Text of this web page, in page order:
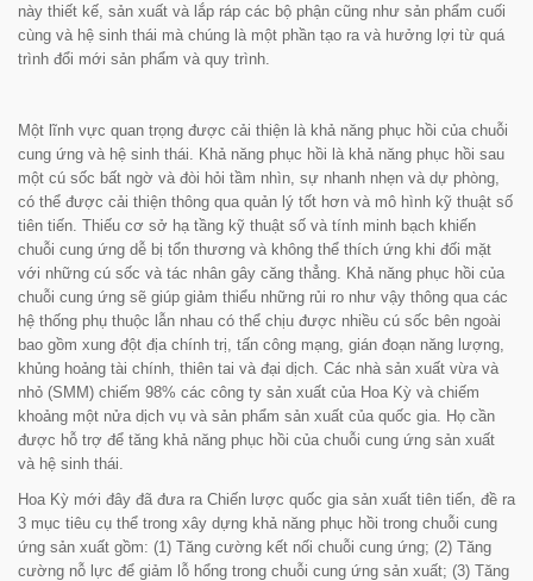
này thiết kế, sản xuất và lắp ráp các bộ phận cũng như sản phẩm cuối
cùng và hệ sinh thái mà chúng là một phần tạo ra và hưởng lợi từ quá
trình đổi mới sản phẩm và quy trình.
Một lĩnh vực quan trọng được cải thiện là khả năng phục hồi của chuỗi
cung ứng và hệ sinh thái. Khả năng phục hồi là khả năng phục hồi sau
một cú sốc bất ngờ và đòi hỏi tầm nhìn, sự nhanh nhẹn và dự phòng,
có thể được cải thiện thông qua quản lý tốt hơn và mô hình kỹ thuật số
tiên tiến. Thiếu cơ sở hạ tầng kỹ thuật số và tính minh bạch khiến
chuỗi cung ứng dễ bị tổn thương và không thể thích ứng khi đối mặt
với những cú sốc và tác nhân gây căng thẳng. Khả năng phục hồi của
chuỗi cung ứng sẽ giúp giảm thiểu những rủi ro như vậy thông qua các
hệ thống phụ thuộc lẫn nhau có thể chịu được nhiều cú sốc bên ngoài
bao gồm xung đột địa chính trị, tấn công mạng, gián đoạn năng lượng,
khủng hoảng tài chính, thiên tai và đại dịch. Các nhà sản xuất vừa và
nhỏ (SMM) chiếm 98% các công ty sản xuất của Hoa Kỳ và chiếm
khoảng một nửa dịch vụ và sản phẩm sản xuất của quốc gia. Họ cần
được hỗ trợ để tăng khả năng phục hồi của chuỗi cung ứng sản xuất
và hệ sinh thái.
Hoa Kỳ mới đây đã đưa ra Chiến lược quốc gia sản xuất tiên tiến, đề ra
3 mục tiêu cụ thể trong xây dựng khả năng phục hồi trong chuỗi cung
ứng sản xuất gồm: (1) Tăng cường kết nối chuỗi cung ứng; (2) Tăng
cường nỗ lực để giảm lỗ hổng trong chuỗi cung ứng sản xuất; (3) Tăng